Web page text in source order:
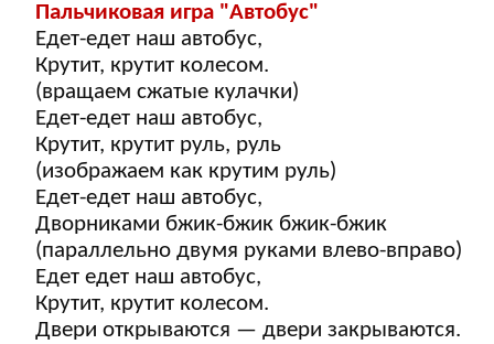
Пальчиковая игра "Автобус"
Едет-едет наш автобус,
Крутит, крутит колесом.
(вращаем сжатые кулачки)
Едет-едет наш автобус,
Крутит, крутит руль, руль
(изображаем как крутим руль)
Едет-едет наш автобус,
Дворниками бжик-бжик бжик-бжик
(параллельно двумя руками влево-вправо)
Едет едет наш автобус,
Крутит, крутит колесом.
Двери открываются — двери закрываются.